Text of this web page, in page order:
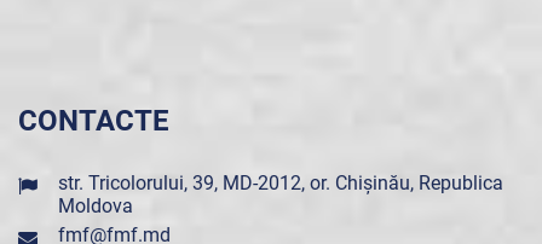
CONTACTE
str. Tricolorului, 39, MD-2012, or. Chișinău, Republica
Moldova
fmf@fmf.md